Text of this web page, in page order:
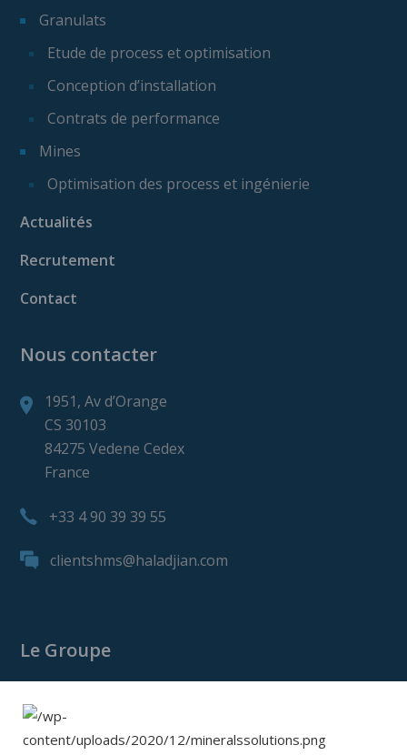
Granulats
Etude de process et optimisation
Conception d’installation
Contrats de performance
Mines
Optimisation des process et ingénierie
Actualités
Recrutement
Contact
Nous contacter
1951, Av d’Orange
CS 30103
84275 Vedene Cedex
France
+33 4 90 39 39 55
clientshms@haladjian.com
Le Groupe
Haladjian Mining